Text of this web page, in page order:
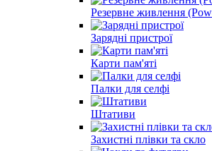
Резервне живлення
Зарядні пристрої
Карти пам'яті
Палки для селфі
Штативи
Захистні плівки та скло